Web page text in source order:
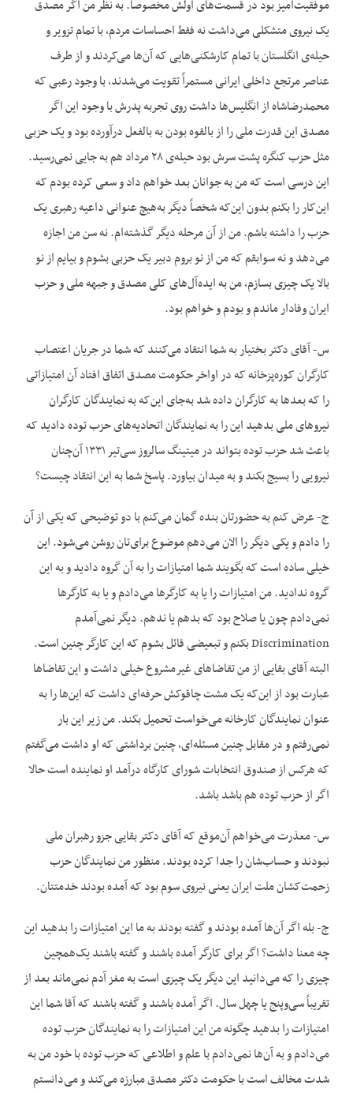
موفقیت‌آمیز بود در قسمت‌های اولش مخصوصاً. به نظر من اگر مصدق
یک نیروی متشکلی می‌داشت نه فقط احساسات مردم، با تمام تزویر و
حیله‌ی انگلستان با تمام کارشکنی‌هایی که آن‌ها می‌کردند و از طرف
عناصر مرتجع داخلی ایرانی مستمراً تقویت می‌شدند، با وجود رعبی که
محمدرضاشاه از انگلیس‌ها داشت روی تجربه پدرش با وجود این اگر
مصدق این قدرت ملی را از بالقوه بودن به بالفعل درآورده بود و یک حزبی
مثل حزب کنگره پشت سرش بود حیله‌ی ۲۸ مرداد هم به جایی نمی‌رسید.
این درسی است که من به جوانان بعد خواهم داد و سعی کرده بودم که
این‌کار را بکنم بدون این‌که شخصاً دیگر به‌هیچ عنوانی داعیه رهبری یک
حزب را داشته باشم. من از آن مرحله دیگر گذشته‌ام. نه سن من اجازه
می‌دهد و نه سوابقم که من از نو بروم دبیر یک حزبی بشوم و بیایم از نو
بالا یک چیزی بسازم، من به ایده‌آل‌های کلی مصدق و جبهه ملی و حزب
ایران وفادار ماندم و بودم و خواهم بود.
س- آقای دکتر بختیار به شما انتقاد می‌کنند که شما در جریان اعتصاب
کارگران کوره‌پزخانه که در اواخر حکومت مصدق اتفاق افتاد آن امتیازاتی
را که بعدها به کارگران داده شد به‌جای این‌که به نمایندگان کارگران
نیروهای ملی بدهید این را به نمایندگان اتحادیه‌های حزب توده دادید که
باعث شد حزب توده بتواند در میتینگ سالروز سی‌تیر ۱۳۳۱ آن‌چنان
نیرویی را بسیج بکند و به میدان بیاورد. پاسخ شما به این انتقاد چیست؟
ج- عرض کنم به حضورتان بنده گمان می‌کنم با دو توضیحی که یکی از آن
را دادم و یکی دیگر را الان می‌دهم موضوع برای‌تان روشن می‌شود. این
خیلی ساده است که بگویند شما امتیازات را به آن گروه دادید و به این
گروه ندادید. من امتیازات را یا به کارگرها می‌دادم و یا به کارگرها
نمی‌دادم چون یا صلاح بود که بدهم یا ندهم. دیگر نمی‌آمدم
Discrimination بکنم و تبعیضی قائل بشوم که این کارگر چنین است.
البته آقای بقایی از من تقاضاهای غیرمشروع خیلی داشت و این تقاضاها
عبارت بود از این‌که یک مشت چاقوکش حرفه‌ای داشت که این‌ها را به
عنوان نمایندگان کارخانه می‌خواست تحمیل بکند. من زیر این بار
نمی‌رفتم و در مقابل چنین مسئله‌ای، چنین برداشتی که او داشت می‌گفتم
که هرکس از صندوق انتخابات شورای کارگاه درآمد او نماینده است حالا
اگر از حزب توده هم باشد باشد.
س- معذرت می‌خواهم آن‌موقع که آقای دکتر بقایی جزو رهبران ملی
نبودند و حساب‌شان را جدا کرده بودند. منظور من نمایندگان حزب
زحمت‌کشان ملت ایران یعنی نیروی سوم بود که آمده بودند خدمتتان.
ج- بله اگر آن‌ها آمده بودند و گفته بودند به ما این امتیازات را بدهید این
چه معنا داشت؟ اگر برای کارگر آمده باشند و گفته باشند یک‌همچین
چیزی را که می‌دانید این دیگر یک چیزی است به مغز آدم نمی‌ماند بعد از
تقریباً سی‌وپنج یا چهل سال. اگر آمده باشند و گفته باشند که آقا شما این
امتیازات را بدهید چگونه من این امتیازات را به نمایندگان حزب توده
می‌دادم و به آن‌ها نمی‌دادم با علم و اطلاعی که حزب توده با خود من به
شدت مخالف است با حکومت دکتر مصدق مبارزه می‌کند و می‌دانستم